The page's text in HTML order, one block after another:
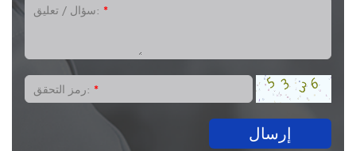
سؤال / تعليق: *
رمز التحقق: *
إرسال